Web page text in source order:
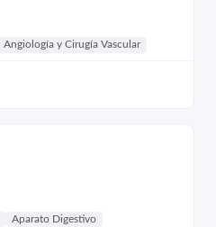
Angiología y Cirugía Vascular
Aparato Digestivo